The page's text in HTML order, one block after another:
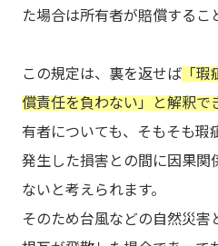
た場合は所有者が賠償するこ
この規定は、裏を返せば「瑕
償責任を負わない」と解釈で
有者についても、そもそも瑕
発生した損害との間に因果関
ないと考えられます。
そのため台風などの自然災